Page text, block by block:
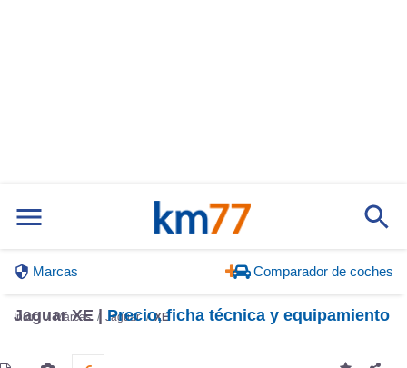
Marcas Comparador de coches
Inicio Marcas Jaguar XE
Jaguar XE |Precio, ficha técnica y equipamiento